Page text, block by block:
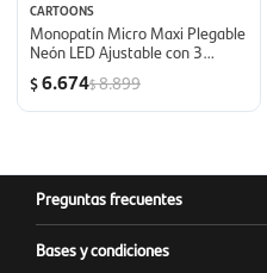
CARTOONS
Monopatín Micro Maxi Plegable
Neón LED Ajustable con 3
Ruedas - Rosa
$6.674$8.899
Preguntas frecuentes
Bases y condiciones